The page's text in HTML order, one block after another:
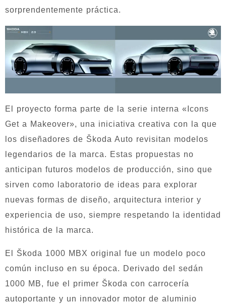
sorprendentemente práctica.
El proyecto forma parte de la serie interna «Icons
Get a Makeover», una iniciativa creativa con la que
los diseñadores de Škoda Auto revisitan modelos
legendarios de la marca. Estas propuestas no
anticipan futuros modelos de producción, sino que
sirven como laboratorio de ideas para explorar
nuevas formas de diseño, arquitectura interior y
experiencia de uso, siempre respetando la identidad
histórica de la marca.
El Škoda 1000 MBX original fue un modelo poco
común incluso en su época. Derivado del sedán
1000 MB, fue el primer Škoda con carrocería
autoportante y un innovador motor de aluminio